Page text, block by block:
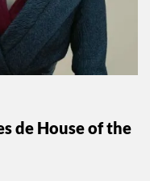
de House of the